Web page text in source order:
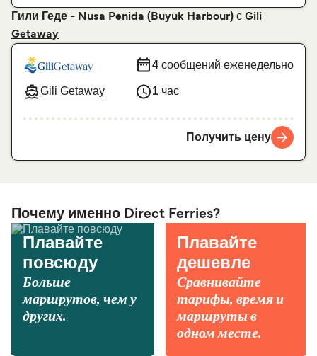
Гили Геде - Nusa Penida (Buyuk Harbour) с Gili
Getaway
Gili Getaway
4 сообщений еженедельно
1 час
Получить цену
Почему именно Direct Ferries?
Плавайте
повсюду
Больше
маршрутов, чем у
других.
Плавайте
дешевле
Сравнивайте
тарифы, время и
маршруты в
одном месте.